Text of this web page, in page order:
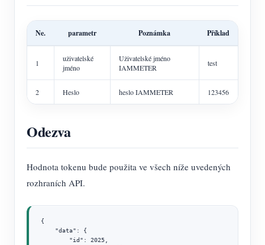
Ne. parametr Poznámka Příklad
1
uživatelské
jméno
Uživatelské jméno
IAMMETER
test
2 Heslo heslo IAMMETER 123456
Odezva
Hodnota tokenu bude použita ve všech níže uvedených
rozhraních API.
{
    "data": {
        "id": 2025,